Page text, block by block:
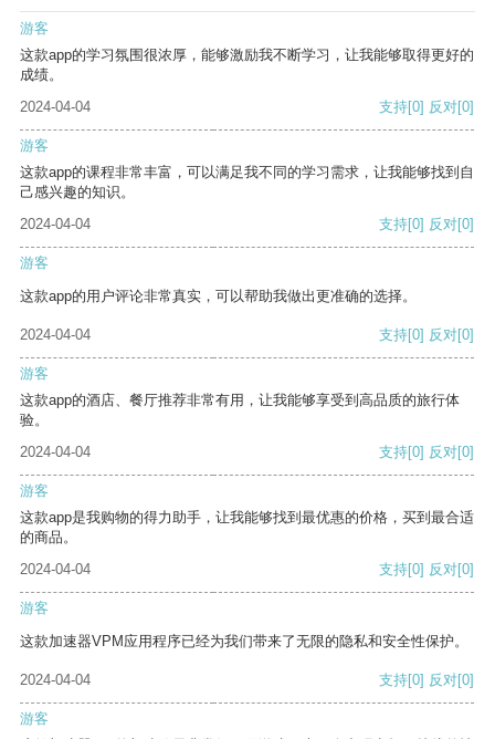
游客
这款app的学习氛围很浓厚，能够激励我不断学习，让我能够取得更好的
成绩。
2024-04-04
支持[0] 反对[0]
游客
这款app的课程非常丰富，可以满足我不同的学习需求，让我能够找到自
己感兴趣的知识。
2024-04-04
支持[0] 反对[0]
游客
这款app的用户评论非常真实，可以帮助我做出更准确的选择。
2024-04-04 支持[0] 反对[0]
游客
这款app的酒店、餐厅推荐非常有用，让我能够享受到高品质的旅行体
验。
2024-04-04
支持[0] 反对[0]
游客
这款app是我购物的得力助手，让我能够找到最优惠的价格，买到最合适
的商品。
2024-04-04
支持[0] 反对[0]
游客
这款加速器VPM应用程序已经为我们带来了无限的隐私和安全性保护。
2024-04-04 支持[0] 反对[0]
游客